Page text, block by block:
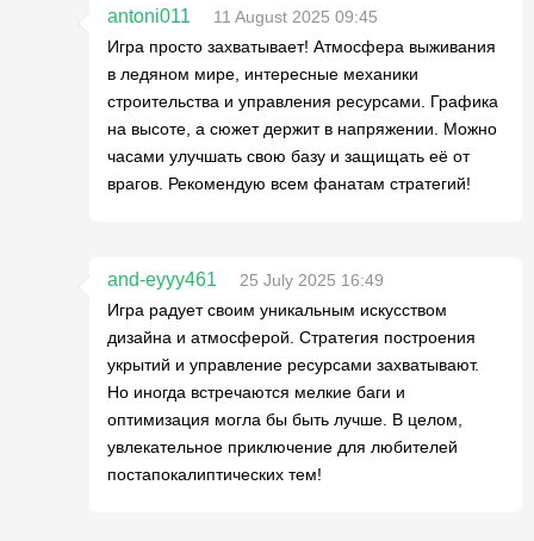
antoni011
11 August 2025 09:45
Игра просто захватывает! Атмосфера выживания
в ледяном мире, интересные механики
строительства и управления ресурсами. Графика
на высоте, а сюжет держит в напряжении. Можно
часами улучшать свою базу и защищать её от
врагов. Рекомендую всем фанатам стратегий!
and-eyyy461
25 July 2025 16:49
Игра радует своим уникальным искусством
дизайна и атмосферой. Стратегия построения
укрытий и управление ресурсами захватывают.
Но иногда встречаются мелкие баги и
оптимизация могла бы быть лучше. В целом,
увлекательное приключение для любителей
постапокалиптических тем!